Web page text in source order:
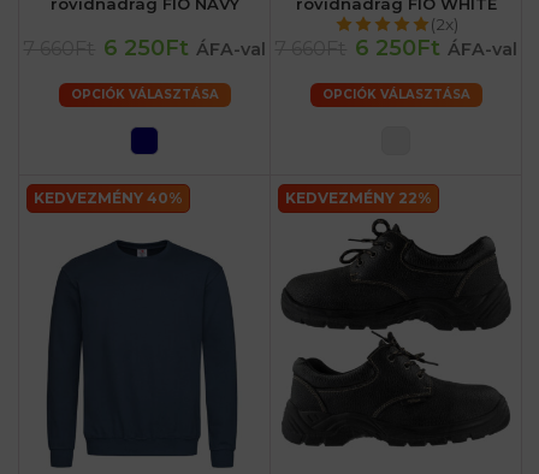
rövidnadrág FIO NAVY
6 250Ft ÁFA-val
OPCIÓK VÁLASZTÁSA
rövidnadrág FIO WHITE
(2x)
6 250Ft ÁFA-val
OPCIÓK VÁLASZTÁSA
KEDVEZMÉNY 40% KEDVEZMÉNY 22%